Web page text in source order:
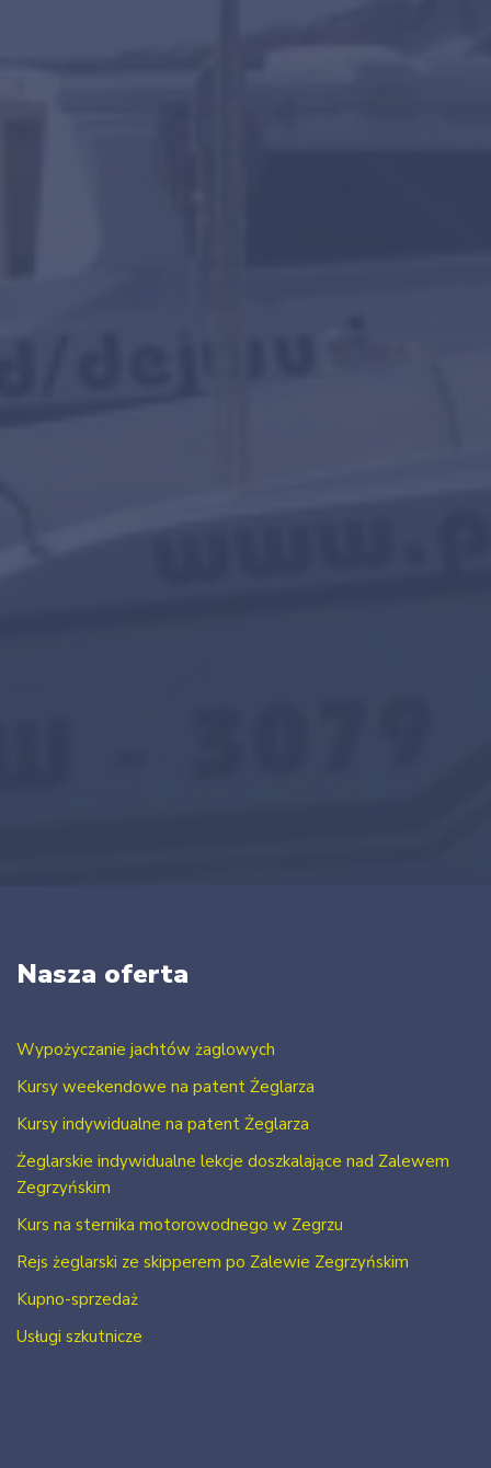
Nasza oferta
Wypożyczanie jachtów żaglowych
Kursy weekendowe na patent Żeglarza
Kursy indywidualne na patent Żeglarza
Żeglarskie indywidualne lekcje doszkalające nad Zalewem
Zegrzyńskim
Kurs na sternika motorowodnego w Zegrzu
Rejs żeglarski ze skipperem po Zalewie Zegrzyńskim
Kupno-sprzedaż
Usługi szkutnicze